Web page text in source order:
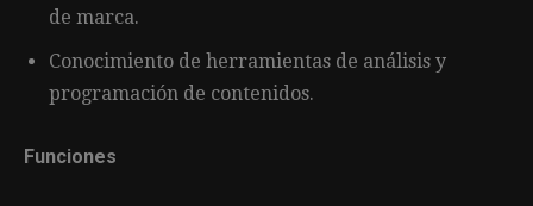
de marca.
Conocimiento de herramientas de análisis y
programación de contenidos.
Funciones